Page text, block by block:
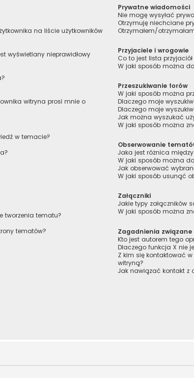
na liście użytkowników
wyświetlany nieprawidłowy
witryna prosi mnie o
w temacie?
tworzenia tematu?
tematów?
Prywatne wiadomości
Nie mogę wysyłać
Otrzymuję niechciane
Otrzymałem/
Przyjaciele i wrogowie
Co to jest lista
W jaki sposób można
Przeszukiwanie forów
W jaki sposób można
Dlaczego moje
Dlaczego moje
Jak można wyszukać
W jaki sposób można
Obserwowanie
Jaka jest różnica
W jaki sposób można
Jak obserwować
W jaki sposób usunąć
Załączniki
Jakie typy załączników
W jaki sposób można
Zagadnienia związane
Kto jest autorem tego
Dlaczego funkcja X nie
Z kim się kontaktować
witryną?
Jak nawiązać kontakt z